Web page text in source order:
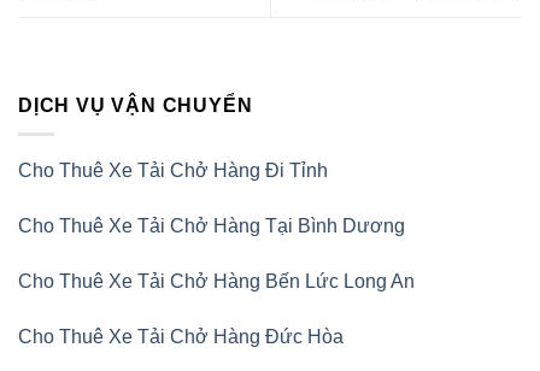
DỊCH VỤ VẬN CHUYỂN
Cho Thuê Xe Tải Chở Hàng Đi Tỉnh
Cho Thuê Xe Tải Chở Hàng Tại Bình Dương
Cho Thuê Xe Tải Chở Hàng Bến Lức Long An
Cho Thuê Xe Tải Chở Hàng Đức Hòa